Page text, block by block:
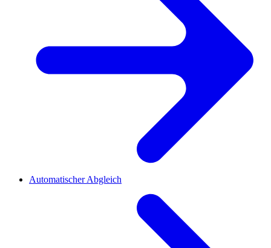
Automatischer Abgleich